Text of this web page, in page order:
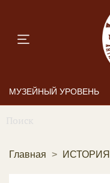
МУЗЕЙНЫЙ УРОВЕНЬ
Главная